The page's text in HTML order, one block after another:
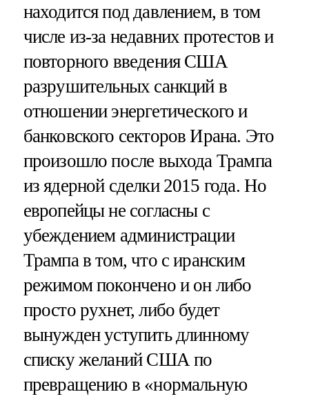
находится под давлением, в том
числе из-за недавних протестов и
повторного введения США
разрушительных санкций в
отношении энергетического и
банковского секторов Ирана. Это
произошло после выхода Трампа
из ядерной сделки 2015 года. Но
европейцы не согласны с
убеждением администрации
Трампа в том, что с иранским
режимом покончено и он либо
просто рухнет, либо будет
вынужден уступить длинному
списку желаний США по
превращению в «нормальную